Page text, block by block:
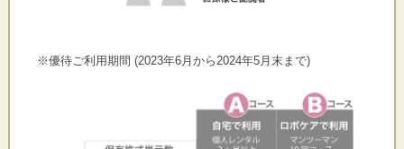
※優待ご利用期間 (2023年6月から2024年5月末まで)